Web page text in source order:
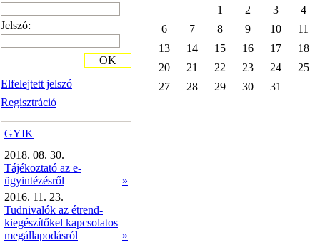
Jelszó:
Elfelejtett jelszó
Regisztráció
OK
GYIK
2018. 08. 30.
Tájékoztató az e-
ügyintézésről
»
2016. 11. 23.
Tudnivalók az étrend-
kiegészítőkel kapcsolatos
megállapodásról
»
1
2 3
4
6
7 8 9 10
11
13
14 15 16 17
18
20
21 22 23 24
25
27
28 29 30 31